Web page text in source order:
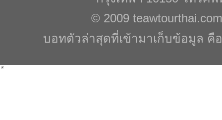
© 2009 teawtourthai.com
บอทตัวล่าสุดที่เข้ามาเก็บข้อมูล คือ